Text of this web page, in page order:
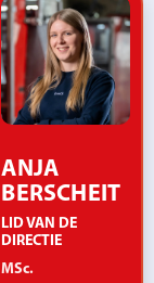
ANJA
BERSCHEIT
LID VAN DE
DIRECTIE
MSc.